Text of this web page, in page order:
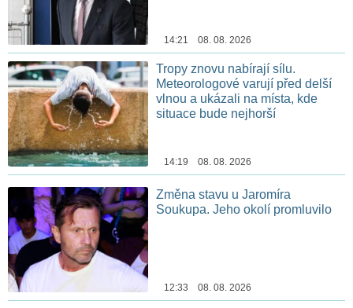
14:21 08. 08. 2026
Tropy znovu nabírají sílu.
Meteorologové varují před delší
vlnou a ukázali na místa, kde
situace bude nejhorší
14:19 08. 08. 2026
Změna stavu u Jaromíra
Soukupa. Jeho okolí promluvilo
12:33 08. 08. 2026